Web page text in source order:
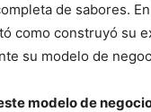
de sabores.
como construyó su
su modelo de
modelo de